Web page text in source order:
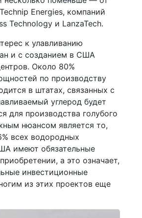
Energies, компаний
Technology и LanzaTech.
к улавливанию
и с созданием в США
Около 80%
по производству
в штатах, связанных с
углерод будет
для производства голубого
нюансом является то,
всех водородных
имеют обязательные
а это означает,
инвестиционные
из этих проектов еще